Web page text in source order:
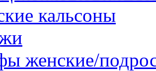
кальсоны
женские/